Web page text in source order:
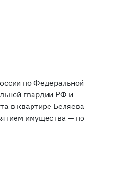
по Федеральной
гвардии РФ и
в квартире Беляева
имущества — по